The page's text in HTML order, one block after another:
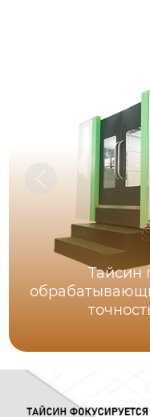
Тайсин